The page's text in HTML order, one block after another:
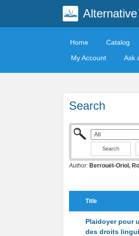
Home Catalog
My Account
Ask
Search
Author: Berrouët-Oriol,
Title
Plaidoyer pour
des droits